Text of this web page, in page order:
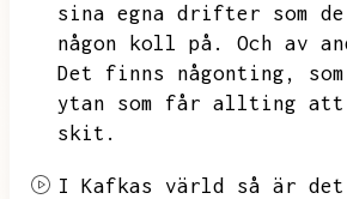
sina egna drifter som
någon koll på.
Och av
Det finns någonting,
ytan som får allting
skit.
I Kafkas värld så är